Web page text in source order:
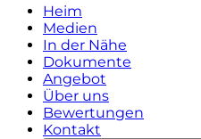
Heim
Medien
In der Nähe
Dokumente
Angebot
Über uns
Bewertungen
Kontakt